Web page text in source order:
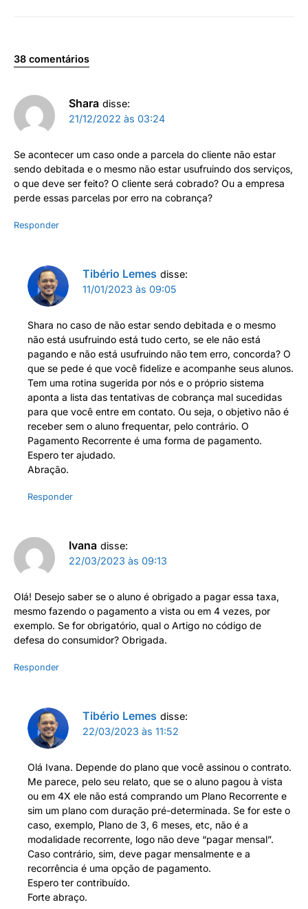
38 comentários
Shara disse:
21/12/2022 às 03:24
Se acontecer um caso onde a parcela do cliente não estar
sendo debitada e o mesmo não estar usufruindo dos serviços,
o que deve ser feito? O cliente será cobrado? Ou a empresa
perde essas parcelas por erro na cobrança?
Responder
Tibério Lemes disse:
11/01/2023 às 09:05
Shara no caso de não estar sendo debitada e o mesmo
não está usufruindo está tudo certo, se ele não está
pagando e não está usufruindo não tem erro, concorda? O
que se pede é que você fidelize e acompanhe seus alunos.
Tem uma rotina sugerida por nós e o próprio sistema
aponta a lista das tentativas de cobrança mal sucedidas
para que você entre em contato. Ou seja, o objetivo não é
receber sem o aluno frequentar, pelo contrário. O
Pagamento Recorrente é uma forma de pagamento.
Espero ter ajudado.
Abração.
Responder
Ivana disse:
22/03/2023 às 09:13
Olá! Desejo saber se o aluno é obrigado a pagar essa taxa,
mesmo fazendo o pagamento a vista ou em 4 vezes, por
exemplo. Se for obrigatório, qual o Artigo no código de
defesa do consumidor? Obrigada.
Responder
Tibério Lemes disse:
22/03/2023 às 11:52
Olá Ivana. Depende do plano que você assinou o contrato.
Me parece, pelo seu relato, que se o aluno pagou à vista
ou em 4X ele não está comprando um Plano Recorrente e
sim um plano com duração pré-determinada. Se for este o
caso, exemplo, Plano de 3, 6 meses, etc, não é a
modalidade recorrente, logo não deve “pagar mensal”.
Caso contrário, sim, deve pagar mensalmente e a
recorrência é uma opção de pagamento.
Espero ter contribuído.
Forte abraço.